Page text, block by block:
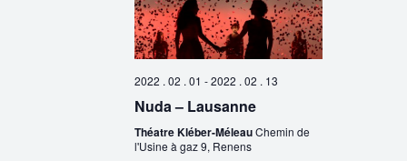
2022 . 02 . 01 -2022 . 02 . 13
Nuda – Lausanne
Théatre Kléber-MéleauChemin de
l'Usine à gaz 9, Renens